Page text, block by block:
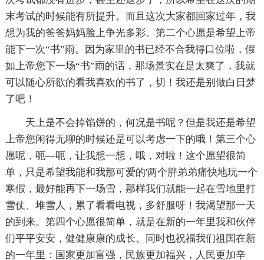
末考试的时候能有所提升。而且这次大家都回家过年，我
想为我的爸爸妈妈脸上争光多彩。第二个心愿是希望上帝
能下一次“书”雨。因为家里的书已经不合我得口位啦，假
如上帝您下一场“书”雨的话，那场景实在是太爽了，我就
可以随心所欲的看我喜欢的书了，切！我还是别做白日梦
了吧！
天上是不会掉馅饼的，何况是书呢？但是我还是希望
上帝您闲得无聊的时候还是可以考虑一下的哦！第三个心
愿呢，呃—呃，让我想一想，哦，对啦！这个愿望很简
单，只是希望我能和我那可爱的'两个胖弟弟痛快地玩一个
寒假，最好能再下一场雪，那样我们就能一起在雪地里打
雪仗、堆雪人，累了看看电视，多舒服呀！我渴望那一天
的到来。第四个心愿很简单，就是在新的一年里我和伙伴
们平平安安，健健康康的成长。同时也祝福我们祖国在新
的一年里：国家更加富强，民族更加福兴，人民更加辛